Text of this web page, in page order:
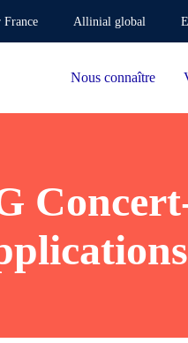
France Allinial global
Nous connaître